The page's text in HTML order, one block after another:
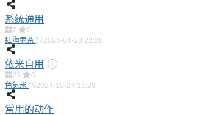
系统通用
7
0
红海老茶
2025-04-28 22:28
依米自用
25
0
色気米
2024-10-24 11:23
常用的动作